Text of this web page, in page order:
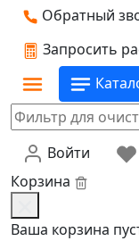
Обратный
Запросить
Войти
Корзина
Ваша корзина